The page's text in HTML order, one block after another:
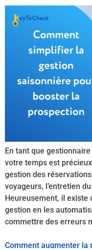
En tant que
votre temps est
gestion des
voyageurs, l’entretien
Heureusement, il
gestion en les
commettre des erreurs
Comment augmenter la